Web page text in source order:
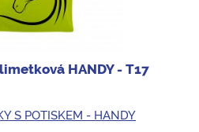
HANDY - T17
S POTISKEM - HANDY